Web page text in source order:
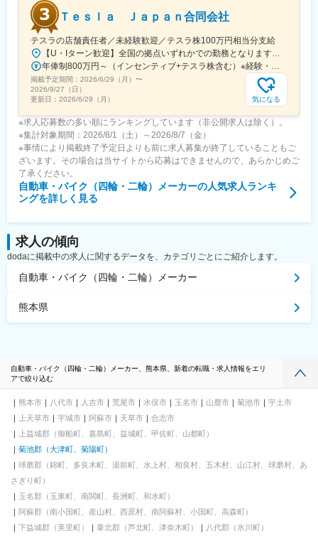
Ｔｅｓｌａ Ｊａｐａｎ合同会社
テスラの店舗責任者／未経験歓迎／テスラ株100万円相当分支給
【U・Iターン歓迎】全国の拠点いずれかでの勤務となります。★ご希望を考慮して配属■北海道・東北・北海道札幌市・宮城県仙台市■関東・茨城県土浦市・群馬県高崎市・埼玉県さいたま市／埼玉県三郷市・神奈川県横浜市／神奈川県川崎市／神奈川県平塚市・千葉県千葉市・東京都新宿区／東京都板橋区／東京都墨田区／東京都世田谷区■中部・愛知県名古屋市・岐阜県本巣市・静岡県浜松市／静岡県静岡市・石川県金沢市・富山県富山市■関西・三重県津市・大阪府堺市／大阪府大阪市・兵庫県神戸市■中国・四国・岡山県岡山市・広島県広島市・山口県下関市■九州・沖縄・福岡県福岡市・沖縄県豊見城市
年俸制800万円～（インセンティブ+テスラ株含む）※経験・能力などを考慮のうえ決定※年俸を12分割して月々支給※テスラ株400万円相当を支給（1年に100万円相当を支給）
掲載予定期間： 2026/6/29（月） 〜
2026/9/27（日）
更新日： 2026/6/29（月） 気になる
※求人応募数の多い順にランキングしています（非公開求人は除く）。
※集計対象期間：2026/8/1（土）～2026/8/7（金）
※事情により掲載終了予定日よりも前に求人募集が終了していることもご
ざいます。その場合は当サイトから応募はできませんので、あらかじめご
了承ください。
自動車・バイク（四輪・二輪）メーカーの人気求人ランキ
ングを詳しく見る
求人の傾向
dodaに掲載中の求人に関するデータを、カテゴリごとにご紹介します。
自動車・バイク（四輪・二輪）メーカー
熊本県
自動車・バイク（四輪・二輪）メーカー、熊本県、新着の転職・求人情報をエリ
アで絞り込む
熊本市 八代市 人吉市 荒尾市 水俣市 玉名市 山鹿市 菊池市
宇土市
上天草市
宇城市 阿蘇市 天草市
合志市
上益城郡（御船町、嘉島町、益城町、甲佐町、山都町）
菊池郡（大津町、菊陽町）
球磨郡（錦町、多良木町、湯前町、水上村、相良村、五木村、山江村、球磨村、あ
さぎり町）
玉名郡（玉東町、南関町、長洲町、和水町）
阿蘇郡（南小国町、産山村、西原村、南阿蘇村、小国町、高森町）
下益城郡（美里町）
葦北郡（芦北町、津奈木町）
八代郡（氷川町）